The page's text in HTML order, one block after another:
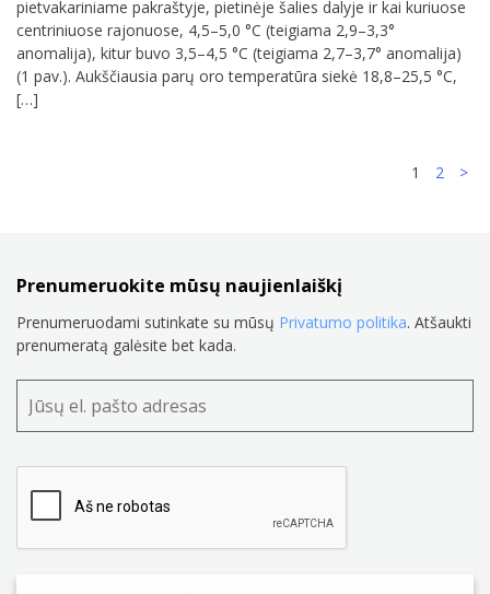
pietvakariniame pakraštyje, pietinėje šalies dalyje ir kai kuriuose
centriniuose rajonuose, 4,5–5,0 °C (teigiama 2,9–3,3°
anomalija), kitur buvo 3,5–4,5 °C (teigiama 2,7–3,7° anomalija)
(1 pav.). Aukščiausia parų oro temperatūra siekė 18,8–25,5 °C,
[…]
1 2 >
Prenumeruokite mūsų naujienlaiškį
Prenumeruodami sutinkate su mūsų Privatumo politika. Atšaukti
prenumeratą galėsite bet kada.